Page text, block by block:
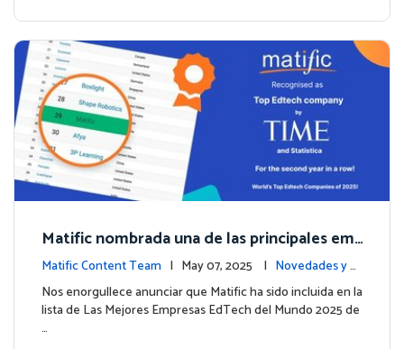
Matific nombrada una de las principales em
presas EdTech del mundo por TIME en 2025
Matific Content Team | May 07, 2025 | Novedades y e
ventos
Nos enorgullece anunciar que Matific ha sido incluida en la
lista de Las Mejores Empresas EdTech del Mundo 2025 de
…